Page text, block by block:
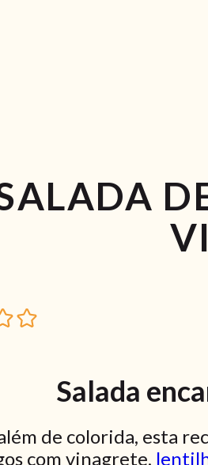
Salada
de colorida, esta
com vinagrete,